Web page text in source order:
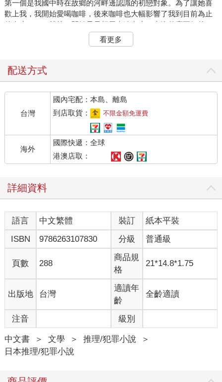
第一個是我國中時在故鄉的河畔邊認識的初戀對象。為了讓她喜
歡上我，我開始愛喝咖啡，後來咖啡也大幅影響了我到目前為止
的人生。……就算一開始只是想用來追女生，也沒什麼不好的，
另一個則是我在大約三年前偶然踏入的咖啡店──也是我目前所在
在京都府京都市中京區，從二條通與富小路通的十字路口往上──
置。只要穿過如雙胞胎般並排的住宅屋簷形成的隧道，便會看見
一片寬廣到難以想像這裡是京都市中心的庭院，而塔列蘭咖啡店
的店面建築就在其後方。
尖聳的屋頂、紅褐色的木板牆、爬滿建築物的藤蔓。初次造訪這
裡的人可能需要一些勇氣才有辦法推開店門，但克服這項障礙後
展現在眼前的空間，應該都能讓每一個往前踏出一步的人，體會
到彷彿被羽毛包覆的舒適感。
店內充滿了既懷舊又有品味的擺設及家具，例如立鐘、老舊的桌
玻璃窗照進室內，塔列蘭的吉祥物暹羅貓查爾斯正蜷縮成一團在
向陽處打著呵欠。爵士樂的音色在耳邊迴盪，只要慢慢地呼吸，
濃郁芬芳的咖啡香氣便會穿越鼻腔。
以美食家身分聞名的法國伯爵查爾斯‧莫里斯‧德‧塔列蘭‧佩里戈爾
曾留下一句格言：「所謂的好咖啡，即是如惡魔般漆黑、如地獄
般滾燙、如天使般純粹，同時如戀愛般甘甜。」我在少年時期因
偶然的機緣開始尋找符合此句話標準的咖啡，花費多年時間走遍
無數咖啡店──最後總算在這間塔列蘭咖啡店裡喊出「終於遇見
一旦那黑色液體流入口中，恰到好處的苦澀、濃郁口感及微酸的
滋味便會刺激你的味覺。然而，在那些味道離去時，又會彷彿輕
輕撫過舌尖一般，殘存淡淡回甘。那有如夢境幻覺般的甘甜滋
味，因輪廓朦朧不清，反而留下了鮮明的印象，讓人想再品嘗一
次，一再地試圖伸手去觸摸那美妙的幻象。
與塔列蘭咖啡店的咖啡相遇，為我的人生帶來了兩個重大的變
化。其中之一是能沖煮出我理想咖啡的女性切間美星咖啡師，也
看更多
配送方式
台灣
國內宅配：本島、離島
到店取貨：
不限金額免運費
海外
國際快遞：全球
港澳店取：
詳細資料
語言 中文繁體 裝訂
紙本平裝
ISBN
9786263107830 分級 普通級
頁數 288
商品規
格
21*14.8*1.75
出版地 台灣
適讀年
齡
全齡適讀
注音 級別
中文書 ＞ 文學 ＞ 推理/犯罪小說
＞
日本推理/犯罪小說